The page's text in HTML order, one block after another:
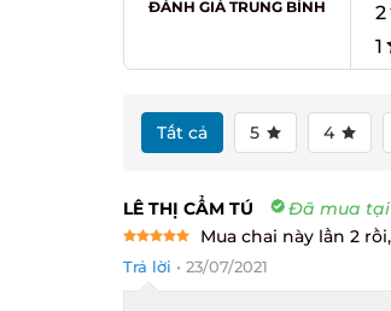
ĐÁNH GIÁ TRUNG BÌNH
2
Tất cả 5 4
LÊ THỊ CẨM TÚ Đã mua tại
out of 5
Mua chai này lần 2
Trả lời • 23/07/2021